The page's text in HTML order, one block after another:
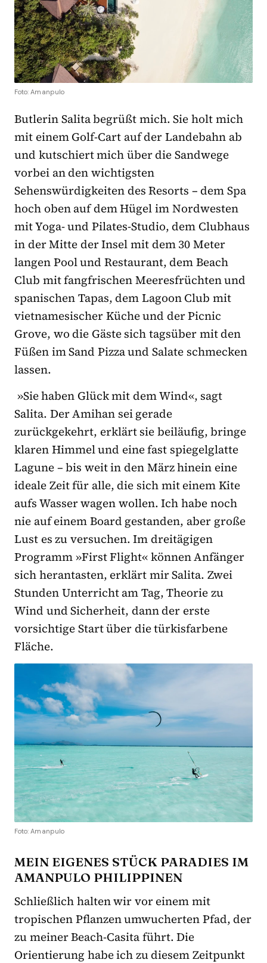
Foto: Amanpulo
Butlerin Salita begrüßt mich. Sie holt mich
mit einem Golf-Cart auf der Landebahn ab
und kutschiert mich über die Sandwege
vorbei an den wichtigsten
Sehenswürdigkeiten des Resorts – dem Spa
hoch oben auf dem Hügel im Nordwesten
mit Yoga- und Pilates-Studio, dem Clubhaus
in der Mitte der Insel mit dem 30 Meter
langen Pool und Restaurant, dem Beach
Club mit fangfrischen Meeresfrüchten und
spanischen Tapas, dem Lagoon Club mit
vietnamesischer Küche und der Picnic
Grove, wo die Gäste sich tagsüber mit den
Füßen im Sand Pizza und Salate schmecken
lassen.
»Sie haben Glück mit dem Wind«, sagt
Salita. Der Amihan sei gerade
zurückgekehrt, erklärt sie beiläufig, bringe
klaren Himmel und eine fast spiegelglatte
Lagune – bis weit in den März hinein eine
ideale Zeit für alle, die sich mit einem Kite
aufs Wasser wagen wollen. Ich habe noch
nie auf einem Board gestanden, aber große
Lust es zu versuchen. Im dreitägigen
Programm »First Flight« können Anfänger
sich herantasten, erklärt mir Salita. Zwei
Stunden Unterricht am Tag, Theorie zu
Wind und Sicherheit, dann der erste
vorsichtige Start über die türkisfarbene
Fläche.
Foto: Amanpulo
MEIN EIGENES STÜCK PARADIES IM
AMANPULO PHILIPPINEN
Schließlich halten wir vor einem mit
tropischen Pflanzen umwucherten Pfad, der
zu meiner Beach-Casita führt. Die
Orientierung habe ich zu diesem Zeitpunkt